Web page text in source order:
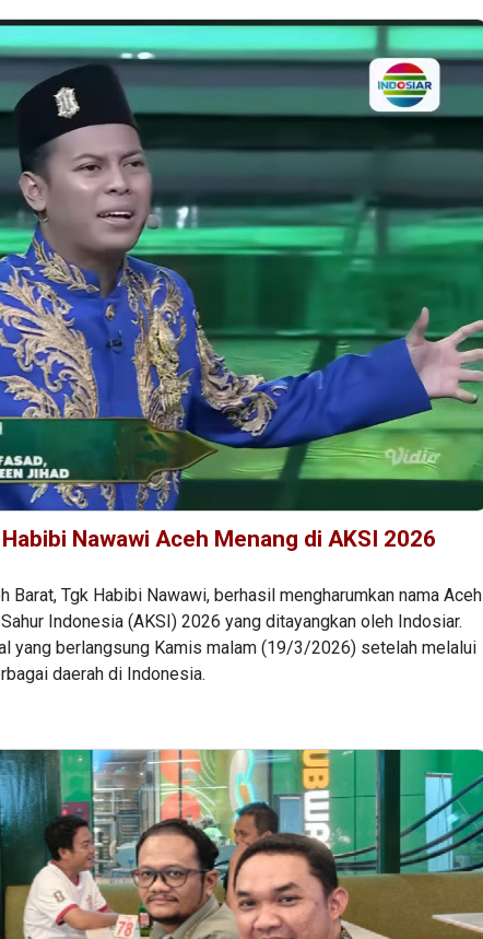
Nawawi Aceh Menang di AKSI 2026
Barat, Tgk Habibi Nawawi, berhasil mengharumkan nama Aceh
Indonesia (AKSI) 2026 yang ditayangkan oleh Indosiar.
yang berlangsung Kamis malam (19/3/2026) setelah melalui
daerah di Indonesia.